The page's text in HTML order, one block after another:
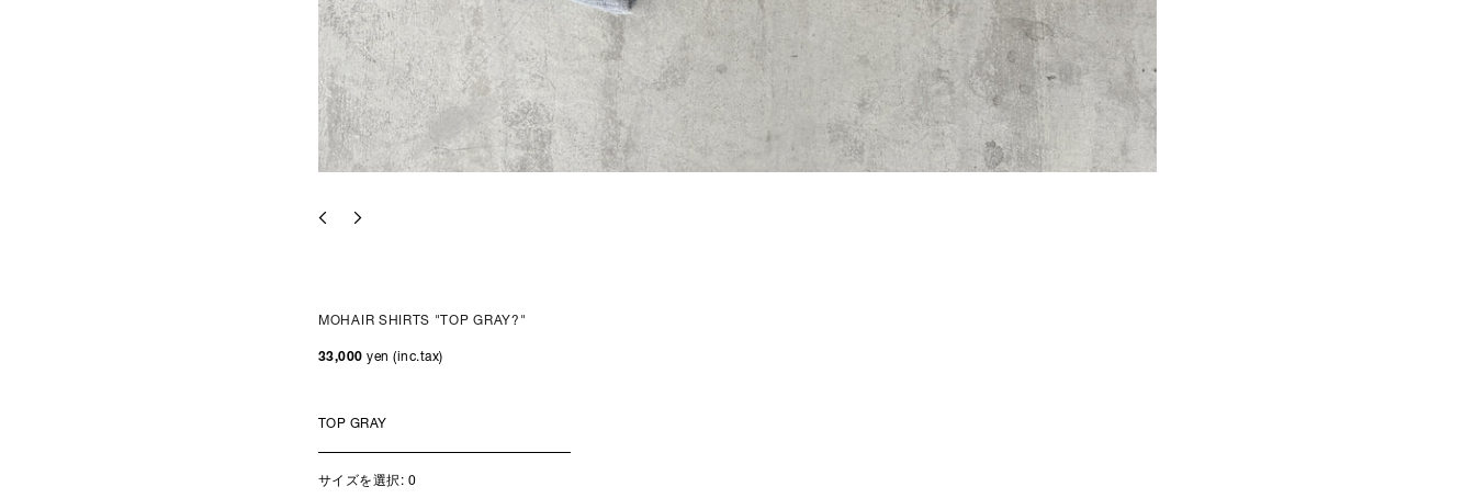
MOHAIR SHIRTS "TOP GRAY?"
33,000 yen (inc.tax)
サイズを選択: 0